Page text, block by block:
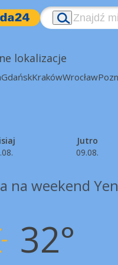
lokalizacje
GdańskKrakówWrocław
Jutro
09.08.
na weekend
32°